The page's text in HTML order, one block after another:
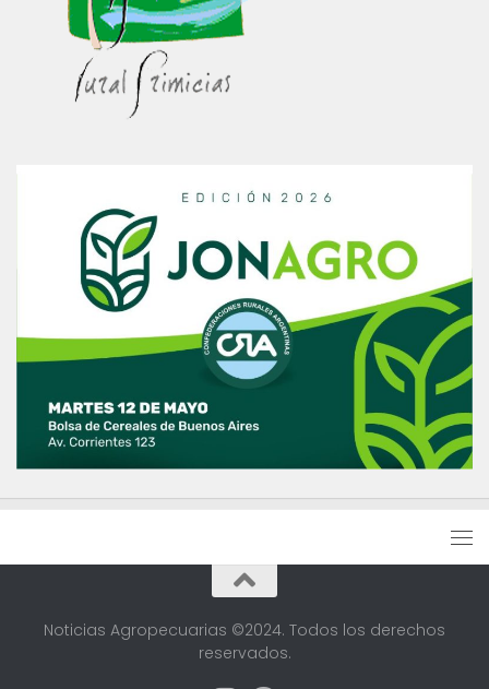
Noticias Agropecuarias ©2024. Todos los derechos
reservados.